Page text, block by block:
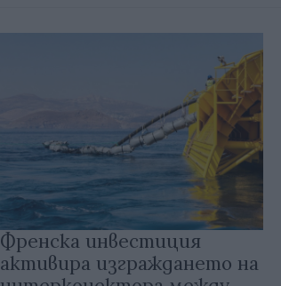
Френска инвестиция
активира изграждането на